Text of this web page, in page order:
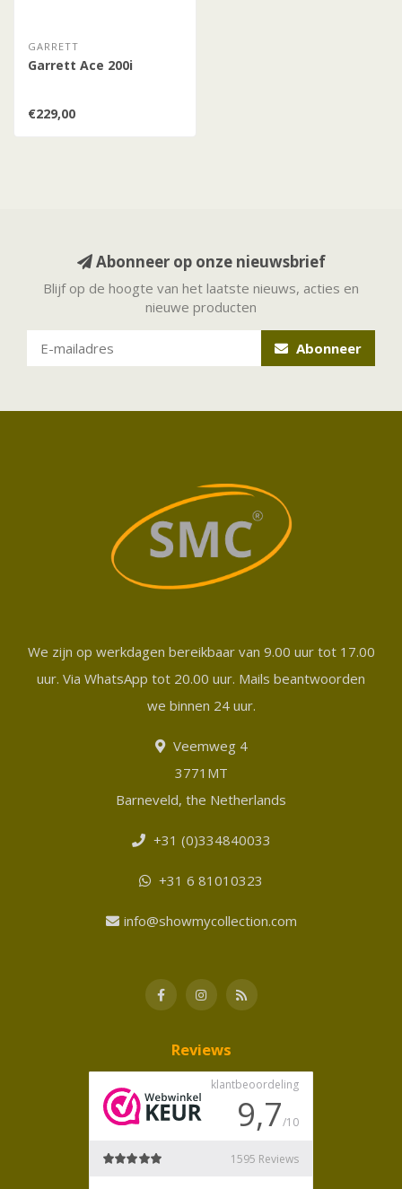
GARRETT
Garrett Ace 200i
€229,00
Abonneer op onze nieuwsbrief
Blijf op de hoogte van het laatste nieuws, acties en
nieuwe producten
Abonneer
We zijn op werkdagen bereikbaar van 9.00 uur tot 17.00
uur. Via WhatsApp tot 20.00 uur. Mails beantwoorden
we binnen 24 uur.
Veemweg 4
3771MT
Barneveld, the Netherlands
+31 (0)334840033
+31 6 81010323
info@showmycollection.com
Reviews